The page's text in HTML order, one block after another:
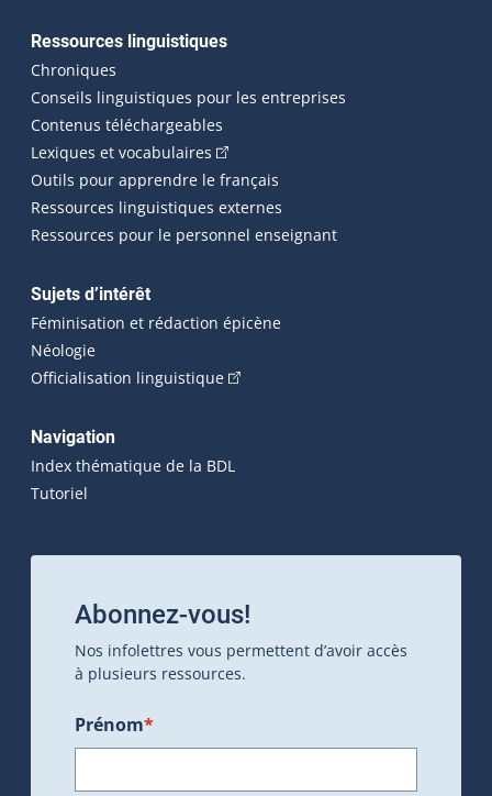
Ressources linguistiques
Chroniques
Conseils linguistiques pour les entreprises
Contenus téléchargeables
Lexiques et vocabulaires (Cet hyperlien externe s'ouvrira
Outils pour apprendre le français
Ressources linguistiques externes
Ressources pour le personnel enseignant
Sujets d’intérêt
Féminisation et rédaction épicène
Néologie
Officialisation linguistique(Cet hyperlien externe s'ouvrira
Navigation
Index thématique de la BDL
Tutoriel
Abonnez-vous!
Nos infolettres vous permettent d’avoir accès
à plusieurs ressources.
Prénom*